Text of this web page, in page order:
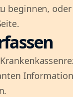
beginnen,